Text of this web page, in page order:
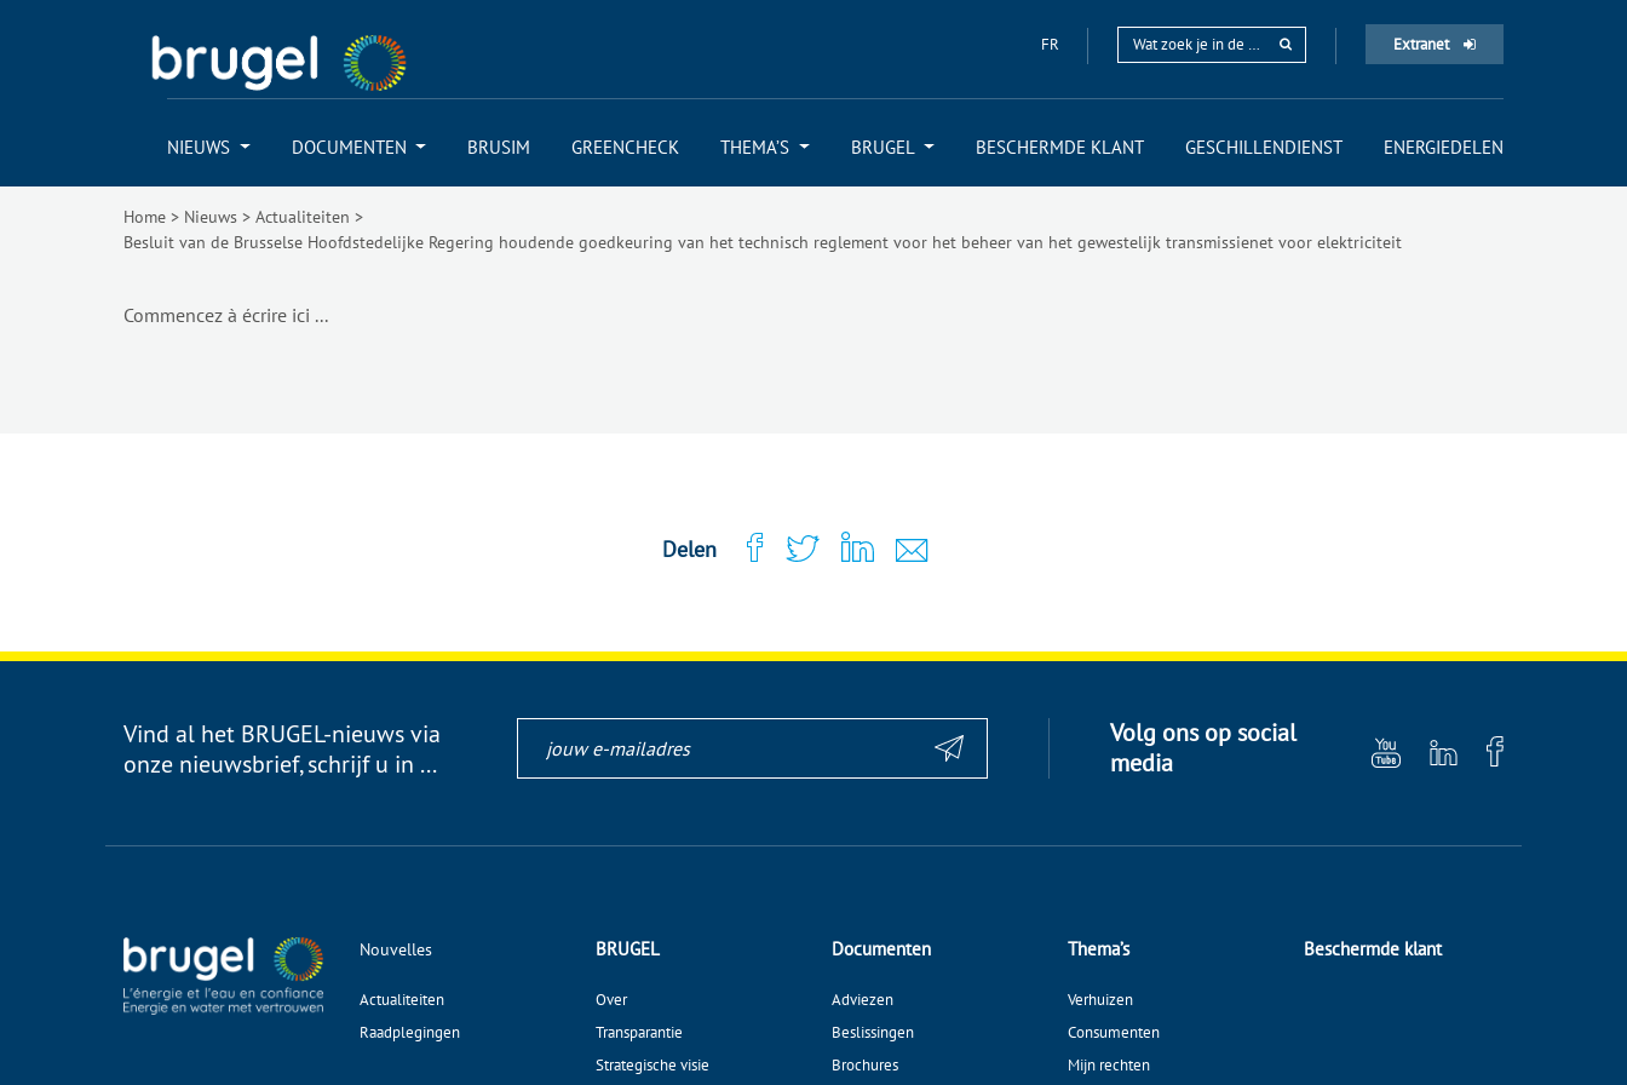
FR Extranet
NIEUWS DOCUMENTEN BRUSIM GREENCHECK THEMA’S BRUGEL BESCHERMDE KLANT GESCHILLENDIENST ENERGIEDELEN
Home > Nieuws > Actualiteiten >
Besluit van de Brusselse Hoofdstedelijke Regering houdende goedkeuring van het technisch reglement voor het beheer van het gewestelijk transmissienet voor elektriciteit
Commencez à écrire ici ...
Delen
Vind al het BRUGEL-nieuws via
onze nieuwsbrief, schrijf u in ...
Volg ons op social
media
Nouvelles
Actualiteiten
Raadplegingen
BRUGEL
Over
Transparantie
Strategische visie
Documenten
Adviezen
Beslissingen
Brochures
Thema’s
Verhuizen
Consumenten
Mijn rechten
Beschermde klant